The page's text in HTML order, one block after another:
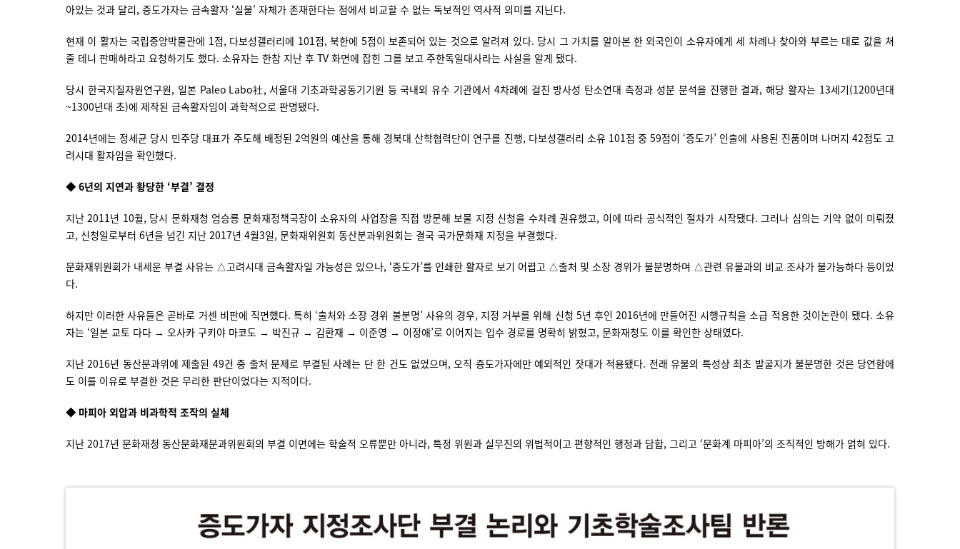
아있는 것과 달리, 증도가자는 금속활자 ‘실물’ 자체가 존재한다는 점에서 비교할 수 없는 독보적인 역사적 의미를 지닌다.
현재 이 활자는 국립중앙박물관에 1점, 다보성갤러리에 101점, 북한에 5점이 보존되어 있는 것으로 알려져 있다. 당시 그 가치를 알아본 한 외국인이 소유자에게 세 차례나 찾아와 부르는 대로 값을 쳐
줄 테니 판매하라고 요청하기도 했다. 소유자는 한참 지난 후 TV 화면에 잡힌 그를 보고 주한독일대사라는 사실을 알게 됐다.
당시 한국지질자원연구원, 일본 Paleo Labo社, 서울대 기초과학공동기기원 등 국내외 유수 기관에서 4차례에 걸친 방사성 탄소연대 측정과 성분 분석을 진행한 결과, 해당 활자는 13세기(1200년대
~1300년대 초)에 제작된 금속활자임이 과학적으로 판명됐다.
2014년에는 정세균 당시 민주당 대표가 주도해 배정된 2억원의 예산을 통해 경북대 산학협력단이 연구를 진행, 다보성갤러리 소유 101점 중 59점이 ‘증도가’ 인출에 사용된 진품이며 나머지 42점도 고
려시대 활자임을 확인했다.
◆ 6년의 지연과 황당한 ‘부결’ 결정
지난 2011년 10월, 당시 문화재청 엄승룡 문화재정책국장이 소유자의 사업장을 직접 방문해 보물 지정 신청을 수차례 권유했고, 이에 따라 공식적인 절차가 시작됐다. 그러나 심의는 기약 없이 미뤄졌
고, 신청일로부터 6년을 넘긴 지난 2017년 4월3일, 문화재위원회 동산분과위원회는 결국 국가문화재 지정을 부결했다.
문화재위원회가 내세운 부결 사유는 △고려시대 금속활자일 가능성은 있으나, ‘증도가’를 인쇄한 활자로 보기 어렵고 △출처 및 소장 경위가 불분명하며 △관련 유물과의 비교 조사가 불가능하다 등이었
다.
하지만 이러한 사유들은 곧바로 거센 비판에 직면했다. 특히 ‘출처와 소장 경위 불분명’ 사유의 경우, 지정 거부를 위해 신청 5년 후인 2016년에 만들어진 시행규칙을 소급 적용한 것이논란이 됐다. 소유
자는 ‘일본 교토 다다 → 오사카 구키야 마코도 → 박진규 → 김환재 → 이준영 → 이정애’로 이어지는 입수 경로를 명확히 밝혔고, 문화재청도 이를 확인한 상태였다.
지난 2016년 동산분과위에 제출된 49건 중 출처 문제로 부결된 사례는 단 한 건도 없었으며, 오직 증도가자에만 예외적인 잣대가 적용됐다. 전래 유물의 특성상 최초 발굴지가 불분명한 것은 당연함에
도 이를 이유로 부결한 것은 무리한 판단이었다는 지적이다.
◆ 마피아 외압과 비과학적 조작의 실체
지난 2017년 문화재청 동산문화재분과위원회의 부결 이면에는 학술적 오류뿐만 아니라, 특정 위원과 실무진의 위법적이고 편향적인 행정과 담합, 그리고 ‘문화계 마피아’의 조직적인 방해가 얽혀 있다.